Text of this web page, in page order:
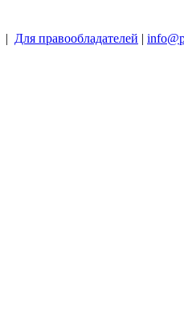
| Для правообладателей |